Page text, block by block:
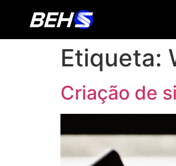
Etiqueta:
Criação de